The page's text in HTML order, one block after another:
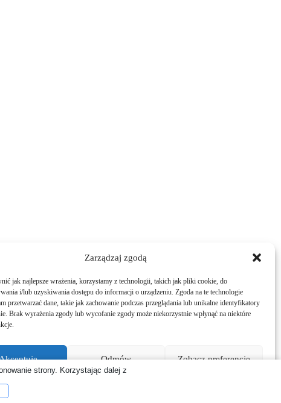
Zarządzaj zgodą
jak najlepsze wrażenia, korzystamy z technologii, takich jak pliki cookie, do
i/lub uzyskiwania dostępu do informacji o urządzeniu. Zgoda na te technologie
przetwarzać dane, takie jak zachowanie podczas przeglądania lub unikalne identyfikatory
Brak wyrażenia zgody lub wycofanie zgody może niekorzystnie wpłynąć na niektóre
Odmów Zobacz preferencje
Strony
strony. Korzystając dalej z